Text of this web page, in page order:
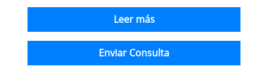
Leer más
Enviar Consulta